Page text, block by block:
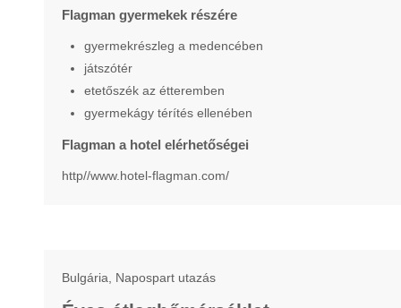
Flagman gyermekek részére
gyermekrészleg a medencében
játszótér
etetőszék az étteremben
gyermekágy térítés ellenében
Flagman a hotel elérhetőségei
http//www.hotel-flagman.com/
Bulgária, Napospart utazás